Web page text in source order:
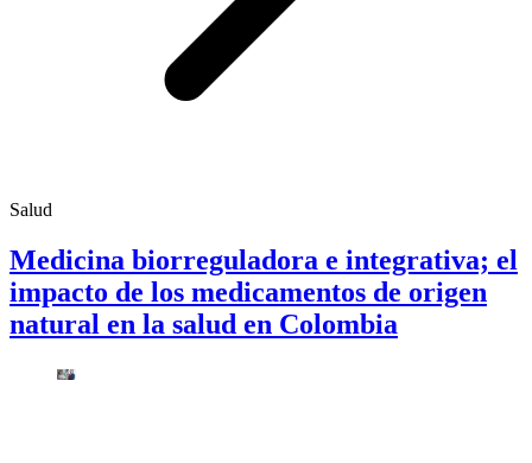
Salud
Medicina biorreguladora e integrativa; el
impacto de los medicamentos de origen
natural en la salud en Colombia